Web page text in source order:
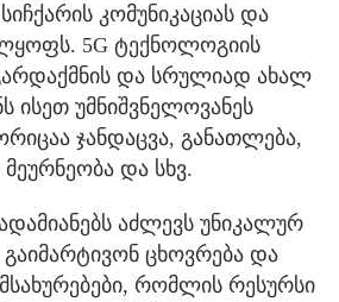
კომუნიკაციას და
5G ტექნოლოგიის
და სრულიად ახალ
ისეთ უმნიშვნელოვანეს
ჯანდაცვა, განათლება,
და სხვ.
აძლევს უნიკალურ
ცხოვრება და
რომლის რესურსი